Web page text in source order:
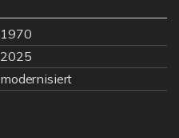
1970
2025
modernisiert